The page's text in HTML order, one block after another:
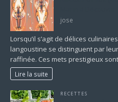
jose
Lorsqu’il s’agit de délices
langoustine se distinguent par
raffinée. Ces mets prestigieux
Lire la suite
RECETTES